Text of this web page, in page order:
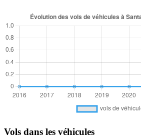
Vols dans les véhicules